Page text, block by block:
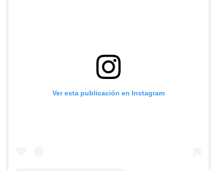
Ver esta publicación en Instagram